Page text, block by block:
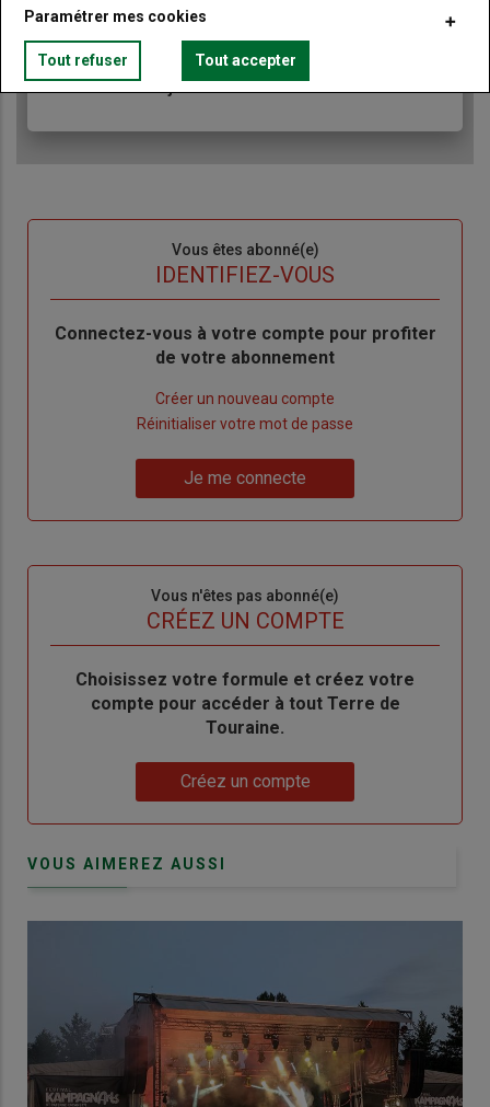
à
puce
Consultez le journal Terre de Touraine au format
numérique, sur tous les supports
Ne manquez aucune information grâce à la
Vous êtes abonné(e)
IDENTIFIEZ-VOUS
Body
Connectez-vous à votre compte pour profiter
de votre abonnement
Créer un nouveau compte
de
Réinitialiser votre mot de passe
me
Je me connecte
Vous n'êtes pas abonné(e)
CRÉEZ UN COMPTE
BodyChoisissez votre formule et créez votre
compte pour accéder à tout Terre de
Touraine.
Créez un compte
VOUS AIMEREZ AUSSI
Paramétrer mes cookies
Tout refuser Tout accepter